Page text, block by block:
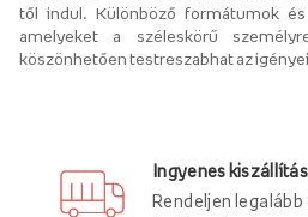
től indul. Különböző formátumok
amelyeket a széleskörű
köszönhetően testreszabhat az
Ingyenes kiszállítás
Rendeljen legalább